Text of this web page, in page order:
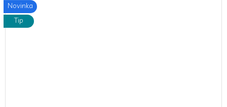
Novinka
Tip